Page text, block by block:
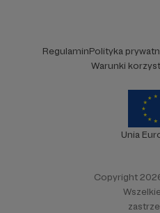
RegulaminPolityka
Warunki
Unia
Copyright